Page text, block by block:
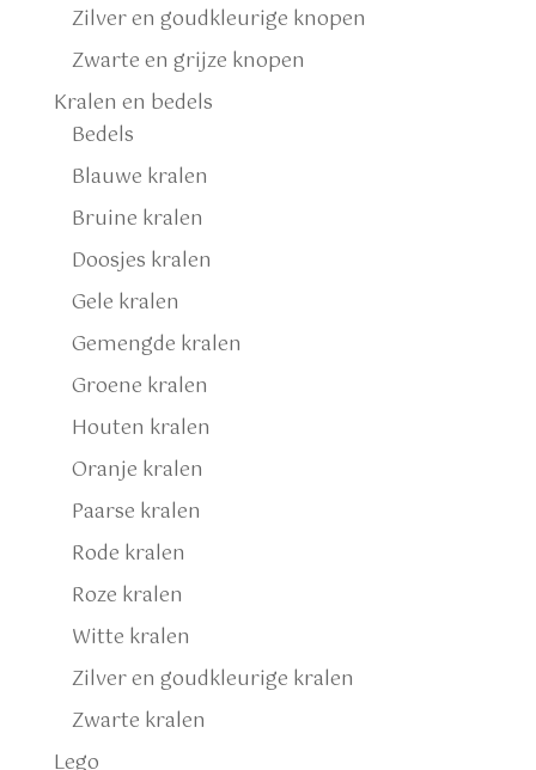
Zilver en goudkleurige knopen
Zwarte en grijze knopen
Kralen en bedels
Bedels
Blauwe kralen
Bruine kralen
Doosjes kralen
Gele kralen
Gemengde kralen
Groene kralen
Houten kralen
Oranje kralen
Paarse kralen
Rode kralen
Roze kralen
Witte kralen
Zilver en goudkleurige kralen
Zwarte kralen